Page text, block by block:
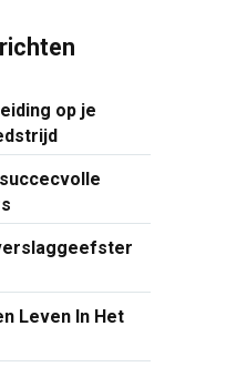
op je
Leven In Het